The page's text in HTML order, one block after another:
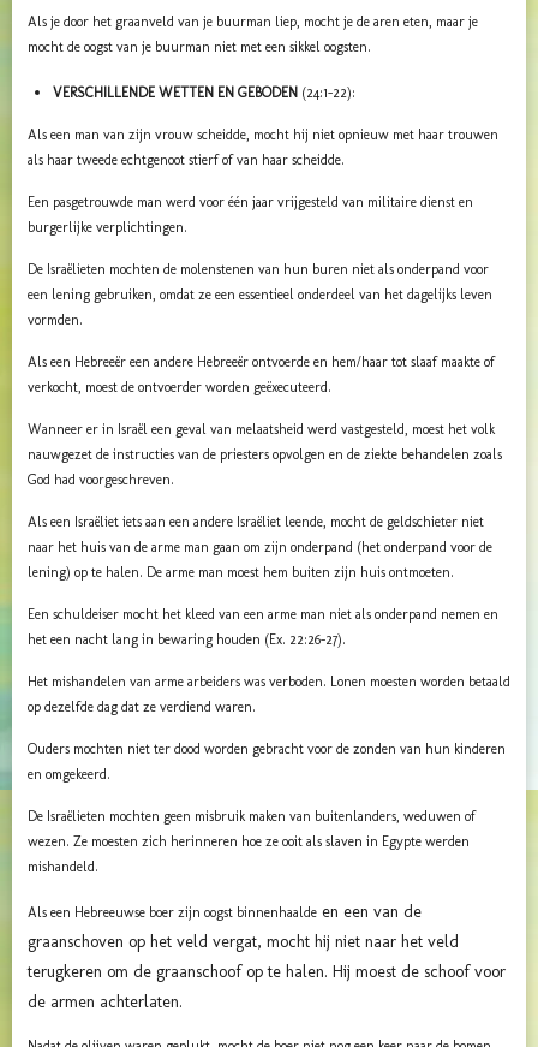
Als je door het graanveld van je buurman liep, mocht je de aren eten, maar je
mocht de oogst van je buurman niet met een sikkel oogsten.
VERSCHILLENDE WETTEN EN GEBODEN (24:1-22):
Als een man van zijn vrouw scheidde, mocht hij niet opnieuw met haar trouwen
als haar tweede echtgenoot stierf of van haar scheidde.
Een pasgetrouwde man werd voor één jaar vrijgesteld van militaire dienst en
burgerlijke verplichtingen.
De Israëlieten mochten de molenstenen van hun buren niet als onderpand voor
een lening gebruiken, omdat ze een essentieel onderdeel van het dagelijks leven
vormden.
Als een Hebreeër een andere Hebreeër ontvoerde en hem/haar tot slaaf maakte of
verkocht, moest de ontvoerder worden geëxecuteerd.
Wanneer er in Israël een geval van melaatsheid werd vastgesteld, moest het volk
nauwgezet de instructies van de priesters opvolgen en de ziekte behandelen zoals
God had voorgeschreven.
Als een Israëliet iets aan een andere Israëliet leende, mocht de geldschieter niet
naar het huis van de arme man gaan om zijn onderpand (het onderpand voor de
lening) op te halen. De arme man moest hem buiten zijn huis ontmoeten.
Een schuldeiser mocht het kleed van een arme man niet als onderpand nemen en
het een nacht lang in bewaring houden (Ex. 22:26-27).
Het mishandelen van arme arbeiders was verboden. Lonen moesten worden betaald
op dezelfde dag dat ze verdiend waren.
Ouders mochten niet ter dood worden gebracht voor de zonden van hun kinderen
en omgekeerd.
De Israëlieten mochten geen misbruik maken van buitenlanders, weduwen of
wezen. Ze moesten zich herinneren hoe ze ooit als slaven in Egypte werden
mishandeld.
Als een Hebreeuwse boer zijn oogst binnenhaalde en een van de
graanschoven op het veld vergat, mocht hij niet naar het veld
terugkeren om de graanschoof op te halen. Hij moest de schoof voor
de armen achterlaten.